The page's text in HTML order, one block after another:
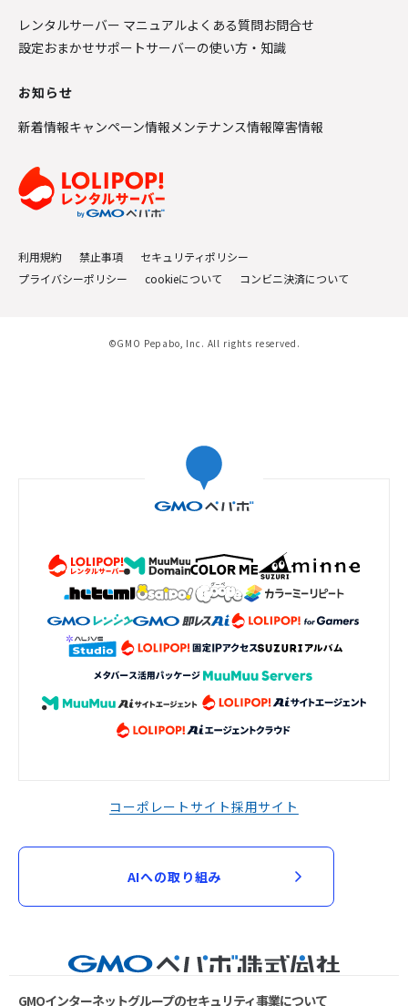
レンタルサーバー マニュアルよくある質問お問合せ
設定おまかせサポートサーバーの使い方・知識
お知らせ
新着情報キャンペーン情報メンテナンス情報障害情報
利用規約 禁止事項
セキュリティポリシー
プライバシーポリシー
cookieについて コンビニ決済について
©GMO Pepabo, Inc. All rights reserved.
コーポレートサイト採用サイト
AIへの取り組み
GMOインターネットグループのセキュリティ事業について